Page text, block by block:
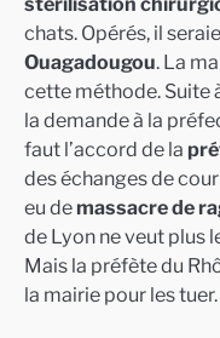
chats. Opérés, il
Ouagadougou. La
cette méthode. Suite
la demande à la
faut l’accord de la
des échanges de
eu de massacre de
de Lyon ne veut plus
Mais la préfète du
la mairie pour les